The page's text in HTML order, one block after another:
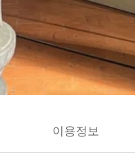
이용정보